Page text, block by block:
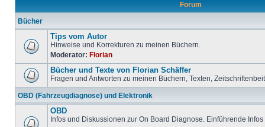
Forum
Bücher
Tips vom Autor
Hinweise und Korrekturen zu meinen Büchern.
Moderator: Florian
Bücher und Texte von Florian Schäffer
Fragen und Antworten zu meinen Büchern, Texten,
OBD (Fahrzeugdiagnose) und Elektronik
OBD
Infos und Diskussionen zur On Board Diagnose. Einführende